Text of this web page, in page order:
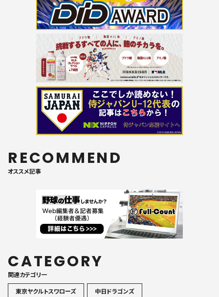
RECOMMEND
オススメ記事
CATEGORY
関連カテゴリ一
東京ヤクルトスワローズ
中日ドラゴンズ